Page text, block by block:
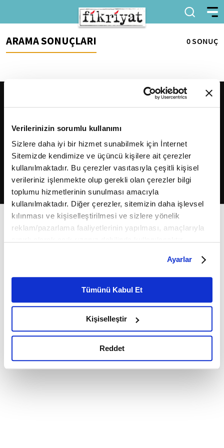
Verilerinizin sorumlu kullanımı
Sizlere daha iyi bir hizmet sunabilmek için İnternet
Sitemizde kendimize ve üçüncü kişilere ait çerezler
kullanılmaktadır. Bu çerezler vasıtasıyla çeşitli kişisel
verileriniz işlenmekte olup gerekli olan çerezler bilgi
toplumu hizmetlerinin sunulması amacıyla
kullanılmaktadır. Diğer çerezler, sitemizin daha işlevsel
kılınması ve kişiselleştirilmesi ve sizlere yönelik
reklam/pazarlama faaliyetlerinin yapılması, amaçlarıyla
belirleyebilirsiniz. Çerezlere ilişkin detaylı bilgi için
Ayarlar butonuna tıklayabilir,Çerez Bilgilendirme
Metnimizi ziyaret edebilirsiniz.
6698 sayılı Kişisel Verilerin Korunması Kanunu uyarınca
okumak ve sitemizi ziyaretiniz kapsamında
gerçekleştirilen veri işleme faaliyetleri ile ilgili daha
detaylı bilgi almak için lütfentıklayınız.
Ayarlar
Tümünü Kabul Et
Kişiselleştir
Reddet
ARAMA SONUÇLARI 0 SONUÇ
2026Fikriyat. Tüm hakları saklıdır.